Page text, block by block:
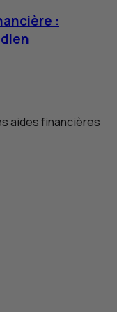
:
aides financières